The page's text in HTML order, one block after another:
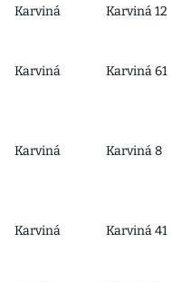
Karviná
Karviná 12
Karviná
Karviná 61
Karviná
Karviná 8
Karviná
Karviná 41